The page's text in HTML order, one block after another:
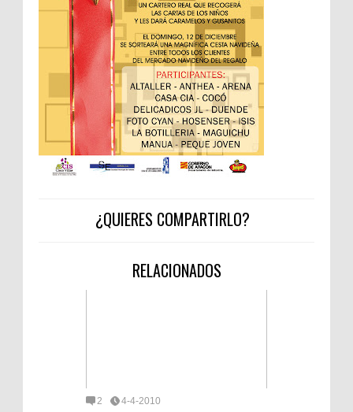
¿QUIERES COMPARTIRLO?
RELACIONADOS
2 4-4-2010